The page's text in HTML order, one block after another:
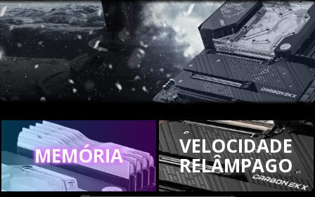
MEMÓRIA VELOCIDADE
RELÂMPAGO